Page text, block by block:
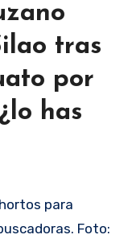
tras
por
has
para
Foto: